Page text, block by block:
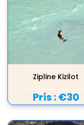
Zipline Kizilot
Pris :€30